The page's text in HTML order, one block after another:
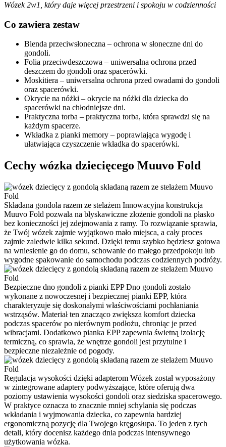
Wózek 2w1, który daje więcej przestrzeni i spokoju w codzienności
Co zawiera zestaw
Blenda przeciwsłoneczna – ochrona w słoneczne dni do
gondoli.
Folia przeciwdeszczowa – uniwersalna ochrona przed
deszczem do gondoli oraz spacerówki.
Moskitiera – uniwersalna ochrona przed owadami do gondoli
oraz spacerówki.
Okrycie na nóżki – okrycie na nóżki dla dziecka do
spacerówki na chłodniejsze dni.
Praktyczna torba – praktyczna torba, która sprawdzi się na
każdym spacerze.
Wkładka z pianki memory – poprawiająca wygodę i
ułatwiająca czyszczenie wkładka do spacerówki.
Cechy wózka dziecięcego Muuvo Fold
Składana gondola razem ze stelażem Innowacyjna konstrukcja
Muuvo Fold pozwala na błyskawiczne złożenie gondoli na płasko
bez konieczności jej zdejmowania z ramy. To rozwiązanie sprawia,
że Twój wózek zajmie wyjątkowo mało miejsca, a cały proces
zajmie zaledwie kilka sekund. Dzięki temu szybko będziesz gotowa
na wniesienie go do domu, schowanie do małego przedpokoju lub
wygodne spakowanie do samochodu podczas codziennych podróży.
Bezpieczne dno gondoli z pianki EPPDno gondoli zostało
wykonane z nowoczesnej i bezpiecznej pianki EPP, która
charakteryzuje się doskonałymi właściwościami pochłaniania
wstrząsów. Materiał ten znacząco zwiększa komfort dziecka
podczas spacerów po nierównym podłożu, chroniąc je przed
wibracjami. Dodatkowo pianka EPP zapewnia świetną izolację
termiczną, co sprawia, że wnętrze gondoli jest przytulne i
bezpieczne niezależnie od pogody.
Regulacja wysokości dzięki adapterom Wózek został wyposażony
w zintegrowane adaptery podwyższające, które oferują dwa
poziomy ustawienia wysokości gondoli oraz siedziska spacerowego.
W praktyce oznacza to znacznie mniej schylania się podczas
wkładania i wyjmowania dziecka, co zapewnia bardziej
ergonomiczną pozycję dla Twojego kręgosłupa. To jeden z tych
detali, który docenisz każdego dnia podczas intensywnego
użytkowania wózka.